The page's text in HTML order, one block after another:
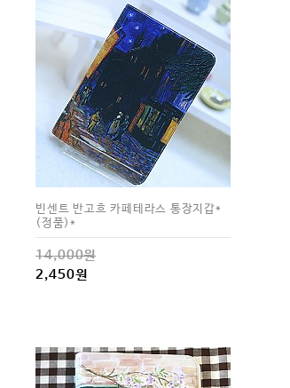
빈센트 반고흐 카페테라스 통장지갑*
(정품)*
14,000원
2,450원